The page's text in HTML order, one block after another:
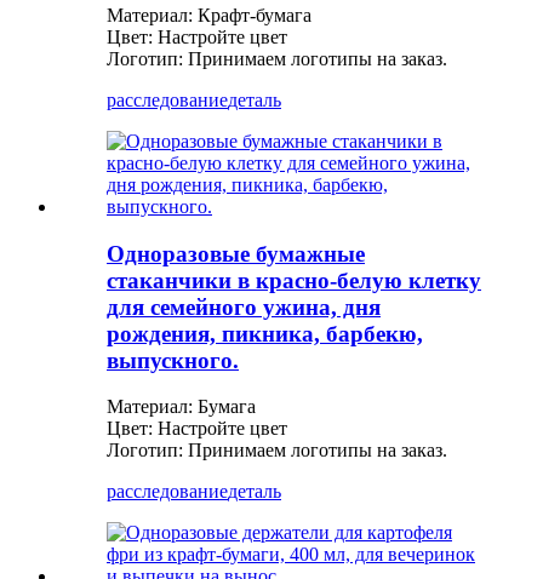
Материал: Крафт-бумага
Цвет: Настройте цвет
Логотип: Принимаем логотипы на заказ.
расследованиедеталь
Одноразовые бумажные
стаканчики в красно-белую клетку
для семейного ужина, дня
рождения, пикника, барбекю,
выпускного.
Материал: Бумага
Цвет: Настройте цвет
Логотип: Принимаем логотипы на заказ.
расследованиедеталь